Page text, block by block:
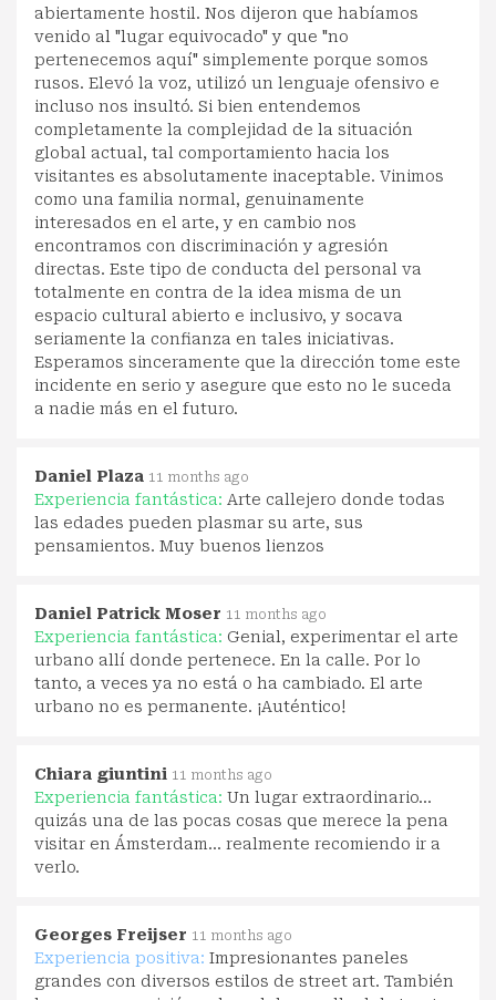
abiertamente hostil. Nos dijeron que habíamos
venido al "lugar equivocado" y que "no
pertenecemos aquí" simplemente porque somos
rusos. Elevó la voz, utilizó un lenguaje ofensivo e
incluso nos insultó. Si bien entendemos
completamente la complejidad de la situación
global actual, tal comportamiento hacia los
visitantes es absolutamente inaceptable. Vinimos
como una familia normal, genuinamente
interesados en el arte, y en cambio nos
encontramos con discriminación y agresión
directas. Este tipo de conducta del personal va
totalmente en contra de la idea misma de un
espacio cultural abierto e inclusivo, y socava
seriamente la confianza en tales iniciativas.
Esperamos sinceramente que la dirección tome este
incidente en serio y asegure que esto no le suceda
a nadie más en el futuro.
Daniel Plaza 11 months ago
Experiencia fantástica: Arte callejero donde todas
las edades pueden plasmar su arte, sus
pensamientos. Muy buenos lienzos
Daniel Patrick Moser 11 months ago
Experiencia fantástica: Genial, experimentar el arte
urbano allí donde pertenece. En la calle. Por lo
tanto, a veces ya no está o ha cambiado. El arte
urbano no es permanente. ¡Auténtico!
Chiara giuntini 11 months ago
Experiencia fantástica: Un lugar extraordinario...
quizás una de las pocas cosas que merece la pena
visitar en Ámsterdam... realmente recomiendo ir a
verlo.
Georges Freijser 11 months ago
Experiencia positiva: Impresionantes paneles
grandes con diversos estilos de street art. También